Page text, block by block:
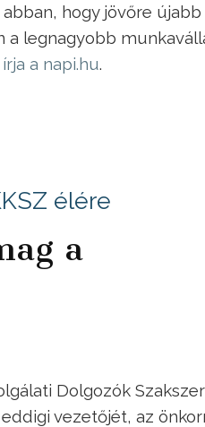
hogy jövőre újabb
a legnagyobb
írja a napi.hu.
élére
a
Dolgozók
vezetőjét, az